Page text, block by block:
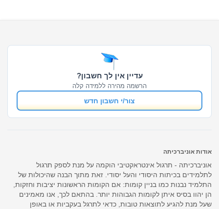
עדיין אין לך חשבון?
הרשמה מהירה ללמידה קלה
צור/י חשבון חדש
אודות אוניברכיתה
אוניברכיתה - תרגול אינטראקטיבי הוקמה על מנת לספק תרגול
לתלמידים בכיתות היסודי והעל יסודי. זאת מתוך הבנה שהיכולות של
התלמיד נבנות כמו בניין קומות: אם הקומות הראשונות יציבות וחזקות,
הן יהוו בסיס איתן לקומות הגבוהות יותר. בהתאם לכך, אנו מאמינים
שעל מנת להגיע לתוצאות טובות, כדאי לתרגל בעקביות או באופן